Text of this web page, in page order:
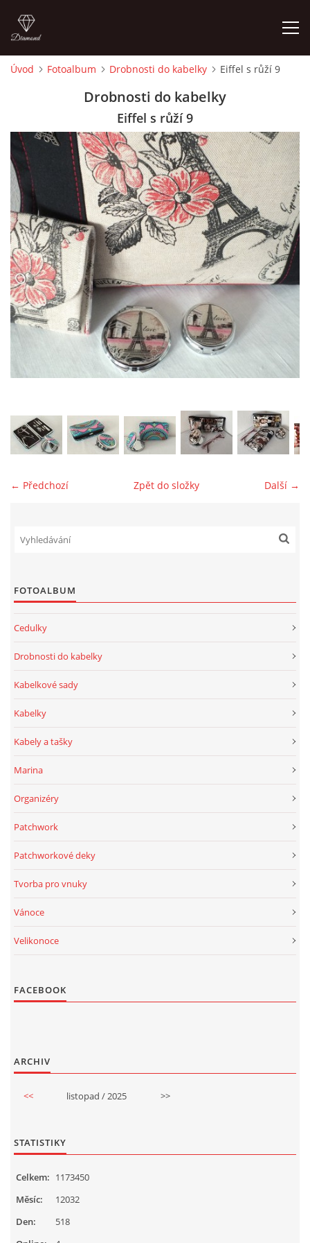
CEDULKY
MOJE POSLEDNÍ PRÁCE
jk-laguna@seznam.cz
© 2025 eStránky.cz
Úvod Fotoalbum Drobnosti do kabelky Eiffel s růží 9
Drobnosti do kabelky
Eiffel s růží 9
← Předchozí Další →
Zpět do složky
FOTOALBUM
Cedulky
Drobnosti do kabelky
Kabelkové sady
Kabelky
Kabely a tašky
Marina
Organizéry
Patchwork
Patchworkové deky
Tvorba pro vnuky
Vánoce
Velikonoce
FACEBOOK
ARCHIV
<< listopad / 2025 >>
STATISTIKY
Celkem: 1173450
Měsíc:
12032
Den:
518